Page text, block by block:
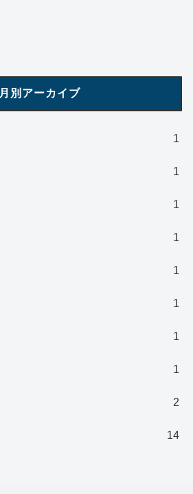
月別アーカイブ
1
1
1
1
1
1
1
1
2
14